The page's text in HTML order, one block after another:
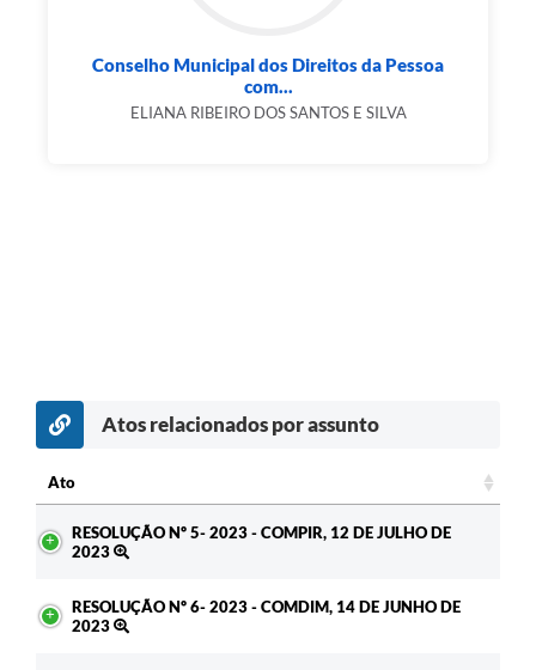
Conselho Municipal dos Direitos da Pessoa
com...
ELIANA RIBEIRO DOS SANTOS E SILVA
Atos relacionados por assunto
Ato
RESOLUÇÃO Nº 5- 2023 - COMPIR, 12 DE JULHO DE
2023
RESOLUÇÃO Nº 6- 2023 - COMDIM, 14 DE JUNHO DE
2023